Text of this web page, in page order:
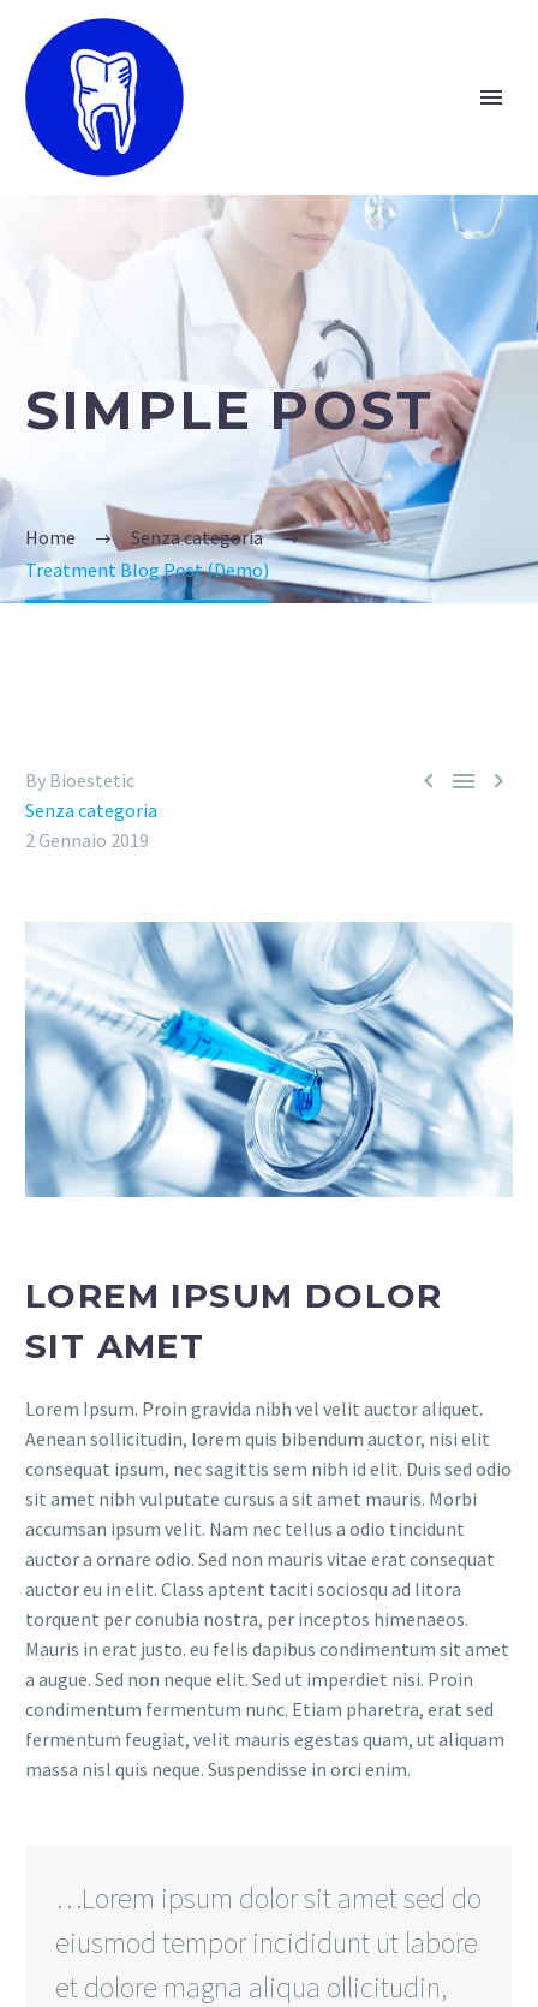
SIMPLE POST
Home
Senza categoria
Treatment Blog Post (Demo)
  
By Bioestetic
Senza categoria
2 Gennaio 2019
LOREM IPSUM DOLOR
SIT AMET
Lorem Ipsum. Proin gravida nibh vel velit auctor aliquet.
Aenean sollicitudin, lorem quis bibendum auctor, nisi elit
consequat ipsum, nec sagittis sem nibh id elit. Duis sed odio
sit amet nibh vulputate cursus a sit amet mauris. Morbi
accumsan ipsum velit. Nam nec tellus a odio tincidunt
auctor a ornare odio. Sed non mauris vitae erat consequat
auctor eu in elit. Class aptent taciti sociosqu ad litora
torquent per conubia nostra, per inceptos himenaeos.
Mauris in erat justo. eu felis dapibus condimentum sit amet
a augue. Sed non neque elit. Sed ut imperdiet nisi. Proin
condimentum fermentum nunc. Etiam pharetra, erat sed
fermentum feugiat, velit mauris egestas quam, ut aliquam
massa nisl quis neque. Suspendisse in orci enim.
…Lorem ipsum dolor sit amet sed do
eiusmod tempor incididunt ut labore
et dolore magna aliqua ollicitudin,